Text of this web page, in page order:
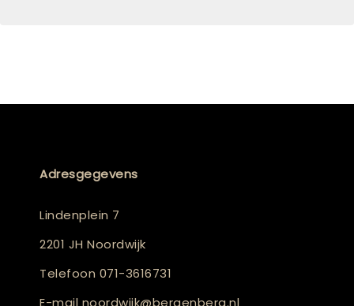
Adresgegevens
Lindenplein 7
2201 JH Noordwijk
Telefoon 071-3616731
E-mail noordwijk@bergenberg.nl